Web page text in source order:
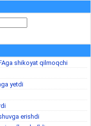
shikoyat qilmoqchi
yetdi
erishdi